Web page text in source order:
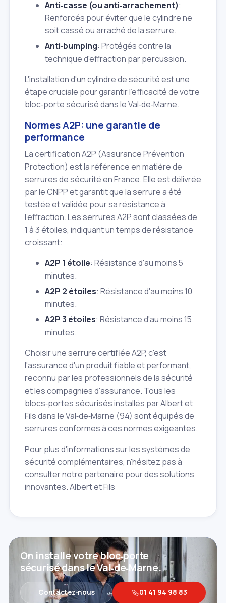
Anti‑casse (ou anti‑arrachement):
Renforcés pour éviter que le cylindre ne
soit cassé ou arraché de la serrure.
Anti‑bumping: Protégés contre la
technique d'effraction par percussion.
L'installation d'un cylindre de sécurité est une
étape cruciale pour garantir l'efficacité de votre
bloc‑porte sécurisé dans le Val‑de‑Marne.
Normes A2P: une garantie de
performance
La certification A2P (Assurance Prévention
Protection) est la référence en matière de
serrures de sécurité en France. Elle est délivrée
par le CNPP et garantit que la serrure a été
testée et validée pour sa résistance à
l'effraction. Les serrures A2P sont classées de
1 à 3 étoiles, indiquant un temps de résistance
croissant:
A2P 1 étoile: Résistance d'au moins 5
minutes.
A2P 2 étoiles: Résistance d'au moins 10
minutes.
A2P 3 étoiles: Résistance d'au moins 15
minutes.
Choisir une serrure certifiée A2P, c'est
l'assurance d'un produit fiable et performant,
reconnu par les professionnels de la sécurité
et les compagnies d'assurance. Tous les
blocs‑portes sécurisés installés par Albert et
Fils dans le Val‑de‑Marne (94) sont équipés de
serrures conformes à ces normes exigeantes.
Pour plus d'informations sur les systèmes de
sécurité complémentaires, n'hésitez pas à
consulter notre partenaire pour des solutions
innovantes. Albert et Fils
On installe votre bloc‑porte
sécurisé dans le Val‑de‑Marne.
Contactez‑nous 01 41 94 98 83